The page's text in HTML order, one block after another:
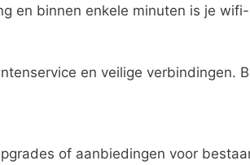
en binnen enkele minuten is je
en veilige verbindingen.
of aanbiedingen voor